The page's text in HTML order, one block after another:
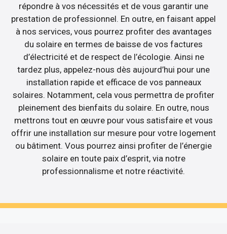
répondre à vos nécessités et de vous garantir une
prestation de professionnel. En outre, en faisant appel
à nos services, vous pourrez profiter des avantages
du solaire en termes de baisse de vos factures
d’électricité et de respect de l’écologie. Ainsi ne
tardez plus, appelez-nous dès aujourd’hui pour une
installation rapide et efficace de vos panneaux
solaires. Notamment, cela vous permettra de profiter
pleinement des bienfaits du solaire. En outre, nous
mettrons tout en œuvre pour vous satisfaire et vous
offrir une installation sur mesure pour votre logement
ou bâtiment. Vous pourrez ainsi profiter de l’énergie
solaire en toute paix d’esprit, via notre
professionnalisme et notre réactivité.